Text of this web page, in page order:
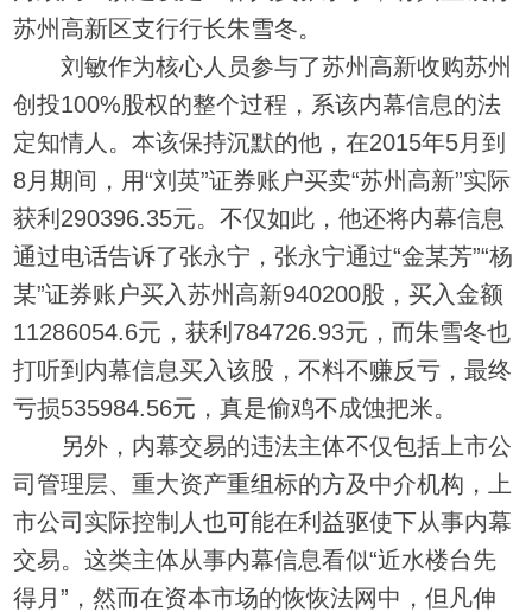
苏州高新区支行行长朱雪冬。
刘敏作为核心人员参与了苏州高新收购苏州
创投100%股权的整个过程，系该内幕信息的法
定知情人。本该保持沉默的他，在2015年5月到
8月期间，用“刘英”证券账户买卖“苏州高新”实际
获利290396.35元。不仅如此，他还将内幕信息
通过电话告诉了张永宁，张永宁通过“金某芳”“杨
某”证券账户买入苏州高新940200股，买入金额
11286054.6元，获利784726.93元，而朱雪冬也
打听到内幕信息买入该股，不料不赚反亏，最终
亏损535984.56元，真是偷鸡不成蚀把米。
另外，内幕交易的违法主体不仅包括上市公
司管理层、重大资产重组标的方及中介机构，上
市公司实际控制人也可能在利益驱使下从事内幕
交易。这类主体从事内幕信息看似“近水楼台先
得月”，然而在资本市场的恢恢法网中，但凡伸